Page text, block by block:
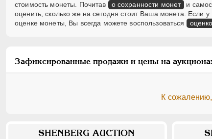
стоимость монеты. Почитав
о сохранности монет
и
оценить, сколько же на сегодня стоит Ваша монета.
оценке монеты, Вы всегда можете воспользоваться
Зафиксированные продажи и цены на
К
SHENBERG AUCTION